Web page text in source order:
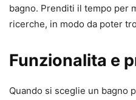
bagno. Prenditi il tempo per
ricerche, in modo da poter
Funzionalita e
Quando si sceglie un bagno